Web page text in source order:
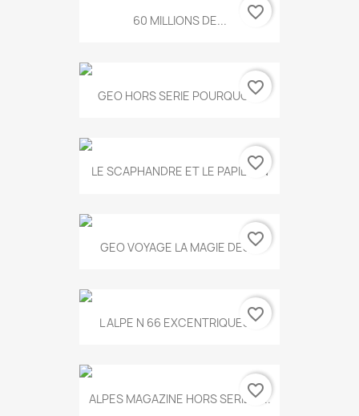
60 MILLIONS DE... favorite_border
GEO HORS SERIE POURQUOI...
favorite_border
LE SCAPHANDRE ET LE PAPILLON
favorite_border
GEO VOYAGE LA MAGIE DES...
favorite_border
L ALPE N 66 EXCENTRIQUES...
favorite_border
ALPES MAGAZINE HORS SERIE N...
favorite_border